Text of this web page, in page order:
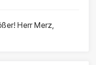
Herr Merz,